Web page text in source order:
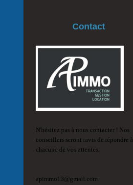
Contact
N'hésitez pas à nous contacter ! Nos
conseillers seront ravis de répondre à
chacune de vos attentes.
apimmo13@gmail.com